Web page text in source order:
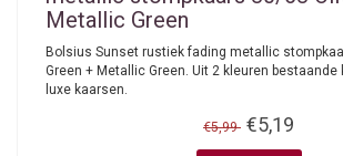
Metallic Green
Bolsius Sunset rustiek fading metallic
Green + Metallic Green. Uit 2 kleuren bestaande
luxe kaarsen.
€5,99 €5,19